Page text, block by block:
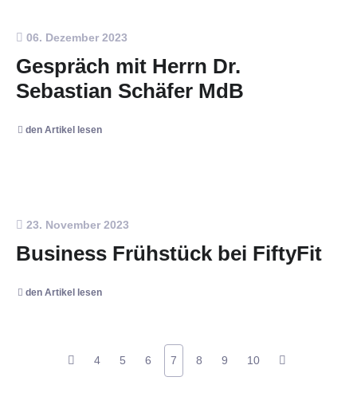
06. Dezember 2023
Gespräch mit Herrn Dr.
Sebastian Schäfer MdB
den Artikel lesen
23. November 2023
Business Frühstück bei FiftyFit
den Artikel lesen
4 5 6 7 8 9 10